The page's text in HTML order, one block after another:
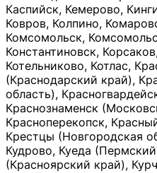
Каспийск, Кемерово,
Ковров, Колпино,
Комсомольск,
Константиновск,
Котельниково, Котлас,
(Краснодарский край),
область),
Краснознаменск
Красноперекопск,
Крестцы (Новгородская
Кудрово, Куеда
(Красноярский край),